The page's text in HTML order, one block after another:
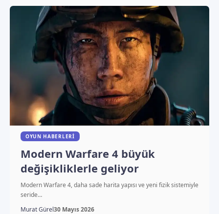
OYUN HABERLERI
Modern Warfare 4 büyük
değişikliklerle geliyor
Modern Warfare 4, daha sade harita yapısı ve yeni fizik sistemiyle
seride…
Murat Gürel30 Mayıs 2026